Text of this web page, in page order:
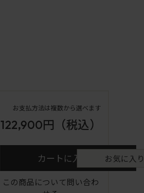
お支払方法は複数から選べます
122,900円 （税込）
カートに入れる お気に入
この商品について問い合わ